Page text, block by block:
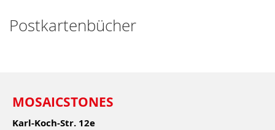
Postkartenbücher
MOSAICSTONES
Karl-Koch-Str. 12e